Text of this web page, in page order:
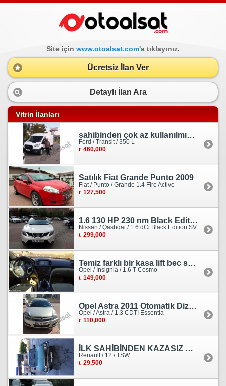
Site için www.otoalsat.com'a tıklayınız.
Ücretsiz İlan Ver
Detaylı İlan Ara
Vitrin İlanları
sahibinden çok az kullanılmış orjinal ford transit
Ford / Transit / 350 L
460,000
Satılık Fiat Grande Punto 2009
Fiat / Punto / Grande 1.4 Fire Active
127,500
1.6 130 HP 230 nm Black Edition servis bakımlı
Nissan / Qashqai / 1.6 dCi Black Edition SV
299,000
Temiz farklı bir kasa lift bec sedan görünümlü heçbek
Opel / Insignia / 1.6 T Cosmo
149,000
Opel Astra 2011 Otomatik Dizel Tramersiz Essentia
Opel / Astra / 1.3 CDTI Essentia
110,000
İLK SAHİBİNDEN KAZASIZ HASARSIZ BOYASIZ DEĞİŞENSİZ TAM ORJİNAL RENO
Renault / 12 / TSW
29,500